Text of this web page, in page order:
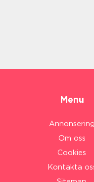
Menu
Om oss
Cookies
Kontakta